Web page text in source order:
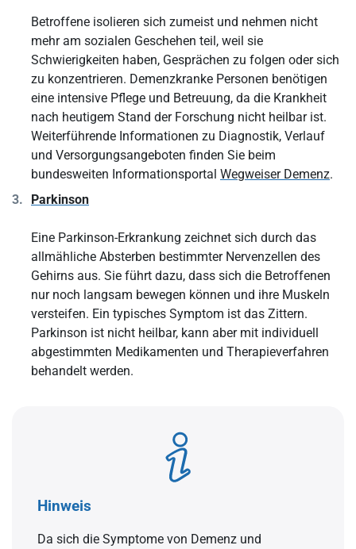
Betroffene isolieren sich zumeist und nehmen nicht
mehr am sozialen Geschehen teil, weil sie
Schwierigkeiten haben, Gesprächen zu folgen oder sich
zu konzentrieren. Demenzkranke Personen benötigen
eine intensive Pflege und Betreuung, da die Krankheit
nach heutigem Stand der Forschung nicht heilbar ist.
Weiterführende Informationen zu Diagnostik, Verlauf
und Versorgungsangeboten finden Sie beim
bundesweiten Informationsportal Wegweiser Demenz.
Parkinson
Eine Parkinson-Erkrankung zeichnet sich durch das
allmähliche Absterben bestimmter Nervenzellen des
Gehirns aus. Sie führt dazu, dass sich die Betroffenen
nur noch langsam bewegen können und ihre Muskeln
versteifen. Ein typisches Symptom ist das Zittern.
Parkinson ist nicht heilbar, kann aber mit individuell
abgestimmten Medikamenten und Therapieverfahren
behandelt werden.
Hinweis
Da sich die Symptome von Demenz und